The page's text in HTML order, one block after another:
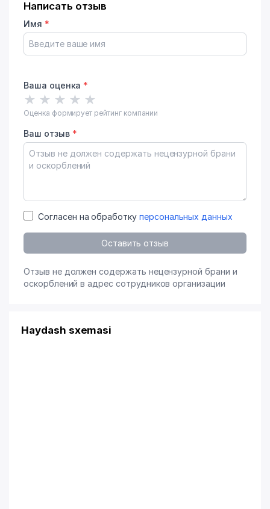
Написать отзыв
Имя *
Ваша оценка *
★ ★ ★ ★ ★
Оценка формирует рейтинг компании
Ваш отзыв *
Согласен на обработку персональных данных
Оставить отзыв
Отзыв не должен содержать нецензурной брани и
оскорблений в адрес сотрудников организации
Haydash sxemasi